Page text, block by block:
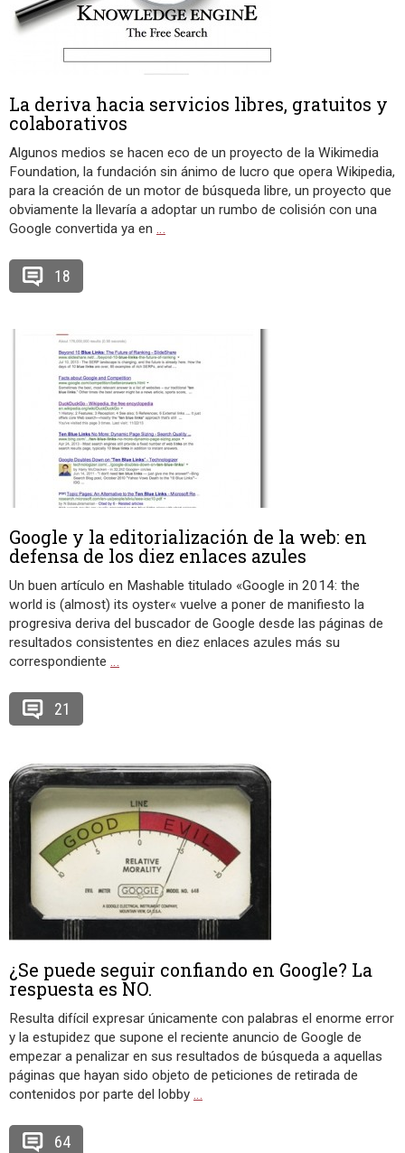
La deriva hacia servicios libres, gratuitos y
colaborativos
Algunos medios se hacen eco de un proyecto de la Wikimedia
Foundation, la fundación sin ánimo de lucro que opera Wikipedia,
para la creación de un motor de búsqueda libre, un proyecto que
obviamente la llevaría a adoptar un rumbo de colisión con una
Google convertida ya en …
18
Google y la editorialización de la web: en
defensa de los diez enlaces azules
Un buen artículo en Mashable titulado «Google in 2014: the
world is (almost) its oyster« vuelve a poner de manifiesto la
progresiva deriva del buscador de Google desde las páginas de
resultados consistentes en diez enlaces azules más su
correspondiente …
21
¿Se puede seguir confiando en Google? La
respuesta es NO.
Resulta difícil expresar únicamente con palabras el enorme error
y la estupidez que supone el reciente anuncio de Google de
empezar a penalizar en sus resultados de búsqueda a aquellas
páginas que hayan sido objeto de peticiones de retirada de
contenidos por parte del lobby …
64